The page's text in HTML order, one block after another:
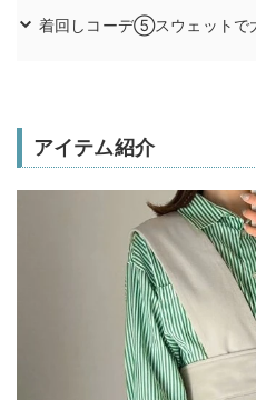
着回しコーデ⑤スウェットで
アイテム紹介